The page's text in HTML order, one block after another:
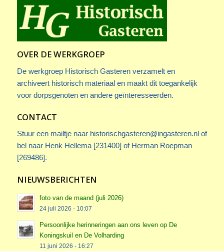
OVER DE WERKGROEP
De werkgroep Historisch Gasteren verzamelt en
archiveert historisch materiaal en maakt dit toegankelijk
voor dorpsgenoten en andere geïnteresseerden.
CONTACT
Stuur een mailtje naar historischgasteren@ingasteren.nlof
bel naar Henk Hellema [231400] of Herman Roepman
[269486].
NIEUWSBERICHTEN
foto van de maand (juli 2026)
24 juli 2026 - 10:07
Persoonlijke herinneringen aan ons leven op De
Koningskuil en De Volharding
11 juni 2026 - 16:27